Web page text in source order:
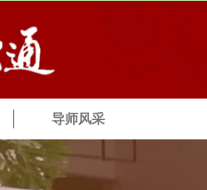
导师风采